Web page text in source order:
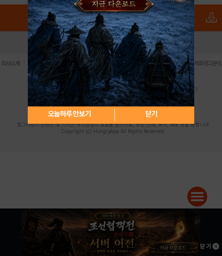
오늘하루 안보기 닫기
로그인 PC버전 전체앱
회사소개 이용약관 | 개인정보 처리방침 | 청소년 보호정책 | 불법촬영물 신고센터 | 제휴광고문의
사업자등록번호:119-86-61101 (주)스마트나우 대표이사:송현두
주소: 서울시 금천구 가산디지털1로 171 연락처:063-284-8635 팩스:02-6265-0377
청소년보호책임자:김동욱desk@hungryapp.co.kr
등록번호:서울아02322 | 등록일자:2016년4월25일
발행인:(주)스마트나우 송현두 | 편집인:김동욱
헝그리앱의 콘텐츠 및 기사는 저작권법의 보호를 받으므로, 무단 전재, 복사, 배포 등을 금합니다.
Copyright (c) HungryApp All Rights Reserved.